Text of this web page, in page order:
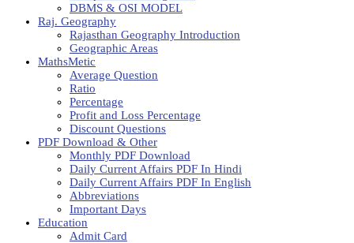
DBMS & OSI MODEL
Raj. Geography
Rajasthan Geography Introduction
Geographic Areas
MathsMetic
Average Question
Ratio
Percentage
Profit and Loss Percentage
Discount Questions
PDF Download & Other
Monthly PDF Download
Daily Current Affairs PDF In Hindi
Daily Current Affairs PDF In English
Abbreviations
Important Days
Education
Admit Card